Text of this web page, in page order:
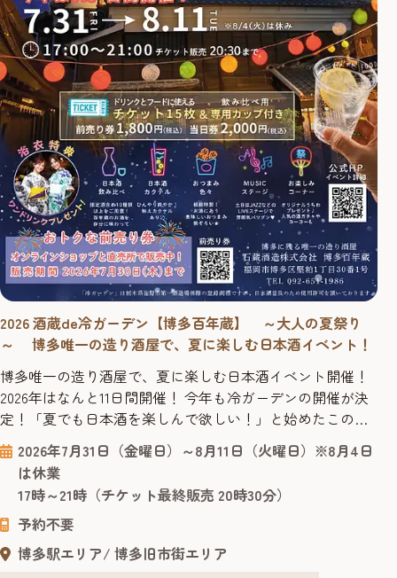
2026 酒蔵de冷ガーデン【博多百年蔵】 ～大人の夏祭り
～ 博多唯一の造り酒屋で、夏に楽しむ日本酒イベント！
博多唯一の造り酒屋で、夏に楽しむ日本酒イベント開催！
2026年はなんと11日間開催！ 今年も冷ガーデンの開催が決
定！「夏でも日本酒を楽しんで欲しい！」と始めたこの大
人の夏祭りも今年で10回目。2026年はなんと11日間にわ
たって博多唯一の造り酒屋「博多百年蔵」を会場に、夏季
限定イベント「酒蔵de冷ガーデン ～大人の夏祭り～」が開
催されます。 7月31日～8月11日の11日間限定の、地酒・夏...
2026年7月31日（金曜日）～8月11日（火曜日）※8月4日
は休業
17時～21時（チケット最終販売 20時30分）
予約不要
博多駅エリア
博多旧市街エリア